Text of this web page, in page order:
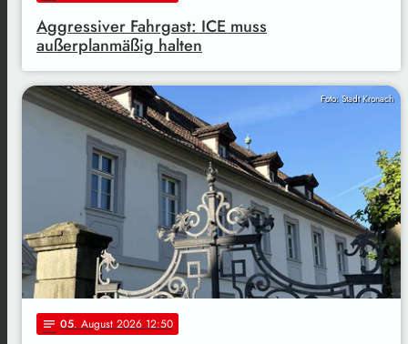
Aggressiver Fahrgast: ICE muss
außerplanmäßig halten
Foto: Stadt Kronach
notes 05. August 2026 12:50